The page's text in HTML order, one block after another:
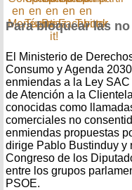
Para bloquear las
El Ministerio de
Consumo y Agenda
enmiendas a la Ley
de Atención a la
conocidas como
comerciales no
enmiendas propuestas
dirige Pablo Bustinduy y
Congreso de los
entre los grupos
PSOE.